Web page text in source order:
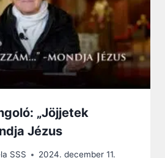
„Jöjjetek
Jézus
SSS 2024. december 11.